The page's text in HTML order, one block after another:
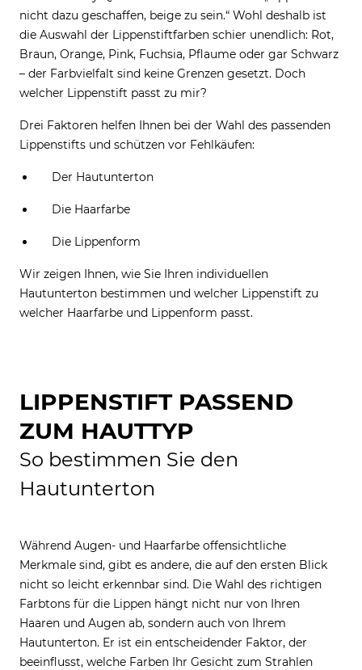
nicht dazu geschaffen, beige zu sein.“ Wohl deshalb ist
die Auswahl der Lippenstiftfarben schier unendlich: Rot,
Braun, Orange, Pink, Fuchsia, Pflaume oder gar Schwarz
– der Farbvielfalt sind keine Grenzen gesetzt. Doch
welcher Lippenstift passt zu mir?
Drei Faktoren helfen Ihnen bei der Wahl des passenden
Lippenstifts und schützen vor Fehlkäufen:
Der Hautunterton
Die Haarfarbe
Die Lippenform
Wir zeigen Ihnen, wie Sie Ihren individuellen
Hautunterton bestimmen und welcher Lippenstift zu
welcher Haarfarbe und Lippenform passt.
LIPPENSTIFT PASSEND
ZUM HAUTTYP
So bestimmen Sie den
Hautunterton
Während Augen- und Haarfarbe offensichtliche
Merkmale sind, gibt es andere, die auf den ersten Blick
nicht so leicht erkennbar sind. Die Wahl des richtigen
Farbtons für die Lippen hängt nicht nur von Ihren
Haaren und Augen ab, sondern auch von Ihrem
Hautunterton. Er ist ein entscheidender Faktor, der
beeinflusst, welche Farben Ihr Gesicht zum Strahlen